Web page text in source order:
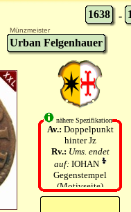
1638 -
Münzmeister
Urban Felgenhauer
nähere Spezifikation
Av.: Doppelpunkt
hinter Jz
Rv.: Ums. endet
auf: IOHAN
Gegenstempel
(Motivseite)